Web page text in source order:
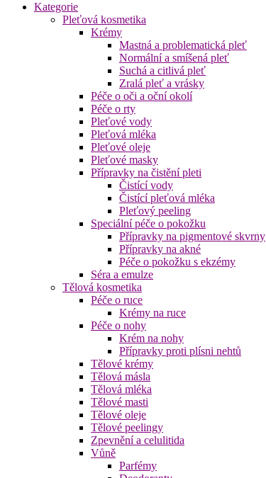
Kategorie
Pleťová kosmetika
Krémy
Mastná a problematická pleť
Normální a smíšená pleť
Suchá a citlivá pleť
Zralá pleť a vrásky
Péče o oči a oční okolí
Péče o rty
Pleťové vody
Pleťová mléka
Pleťové oleje
Pleťové masky
Přípravky na čistění pleti
Čistící vody
Čistící pleťová mléka
Pleťový peeling
Speciální péče o pokožku
Přípravky na pigmentové skvrny
Přípravky na akné
Péče o pokožku s ekzémy
Séra a emulze
Tělová kosmetika
Péče o ruce
Krémy na ruce
Péče o nohy
Krém na nohy
Přípravky proti plísni nehtů
Tělové krémy
Tělová másla
Tělová mléka
Tělové masti
Tělové oleje
Tělové peelingy
Zpevnění a celulitida
Vůně
Parfémy